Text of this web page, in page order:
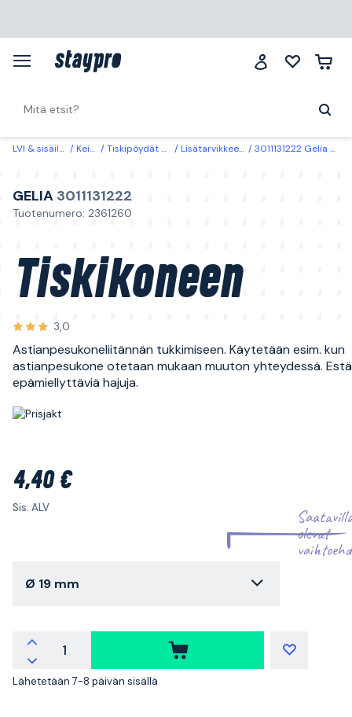
LVI & sisäilma Keittiö Tiskipöydät & -altaat Lisätarvikkeet tiskialtaat 3011131222 Gelia Tiskikoneen Ø 19 mm
GELIA 3011131222
Tuotenumero: 2361260
Tiskikoneen
3,0
Astianpesukoneliitännän tukkimiseen. Käytetään esim. kun
astianpesukone otetaan mukaan muuton yhteydessä.
epämiellyttäviä hajuja.
4,40 €
Sis. ALV
olevat
Ø 19 mm
Lähetetään 7-8 päivän sisällä